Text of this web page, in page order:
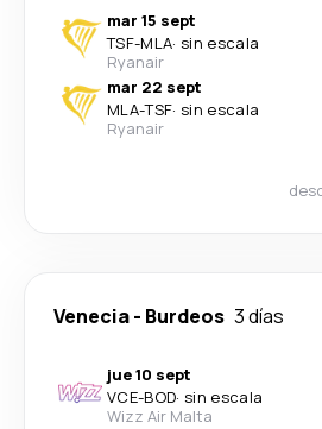
mar 15 sept
TSF-MLA· sin escala
Ryanair
mar 22 sept
MLA-TSF· sin escala
Ryanair
Venecia- Burdeos 3 días
jue 10 sept
VCE-BOD· sin escala
Wizz Air Malta